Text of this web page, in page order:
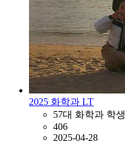
2025 화학과 LT
57대 화학과 학
406
2025-04-28